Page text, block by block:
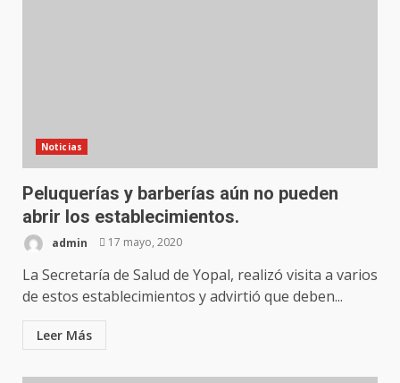
Noticias
Peluquerías y barberías aún no pueden
abrir los establecimientos.
admin 17 mayo, 2020
La Secretaría de Salud de Yopal, realizó visita a varios
de estos establecimientos y advirtió que deben...
Leer Más